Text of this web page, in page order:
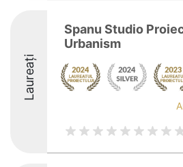
Laureați
Spanu Studio
Urbanism